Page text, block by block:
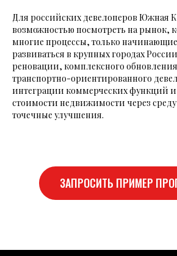
Для российских девелоперов Южная
возможностью посмотреть на рынок,
многие процессы, только
развиваться в крупных городах
реновации, комплексного
транспортно-ориентированного
интеграции коммерческих функций
стоимости недвижимости через
точечные улучшения.
ЗАПРОСИТЬ ПРИМЕР